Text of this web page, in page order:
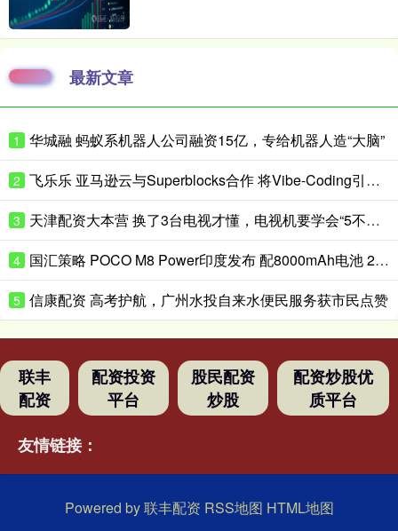
最新文章
1 华城融 蚂蚁系机器人公司融资15亿，专给机器人造“大脑”
2 飞乐乐 亚马逊云与Superblocks合作 将Vibe-Coding引入企业私有云
3 天津配资大本营 换了3台电视才懂，电视机要学会“5不买”，都是花钱买的经验
4 国汇策略 POCO M8 Power印度发布 配8000mAh电池 24999卢比起
5 信康配资 高考护航，广州水投自来水便民服务获市民点赞
联丰
配资
配资投资
平台
股民配资
炒股
配资炒股优
质平台
友情链接：
Powered by联丰配资 RSS地图 HTML地图